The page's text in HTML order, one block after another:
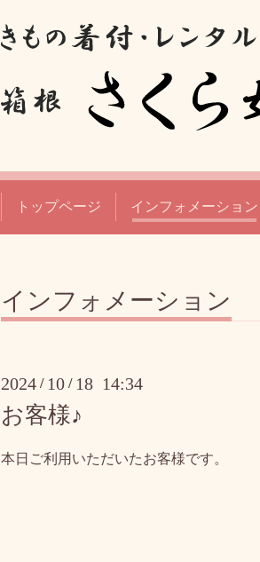
トップページ インフォメーション
インフォメーション
2024 / 10 / 18 14:34
お客様♪
本日ご利用いただいたお客様です。